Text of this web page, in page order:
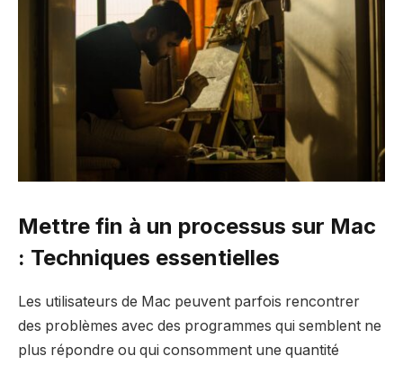
Mettre fin à un processus sur Mac
: Techniques essentielles
Les utilisateurs de Mac peuvent parfois rencontrer
des problèmes avec des programmes qui semblent ne
plus répondre ou qui consomment une quantité